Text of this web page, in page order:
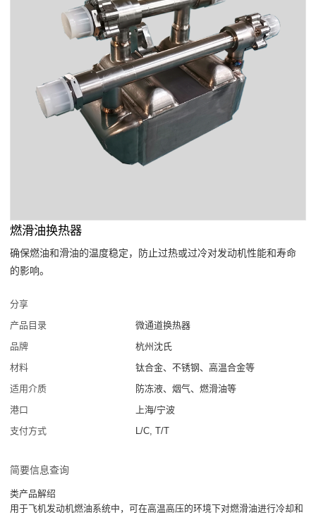
燃滑油换热器
确保燃油和滑油的温度稳定，防止过热或过冷对发动机性能和寿命
的影响。
分享
产品目录
微通道换热器
品牌
杭州沈氏
材料
钛合金、不锈钢、高温合金等
适用介质
防冻液、烟气、燃滑油等
港口
上海/宁波
支付方式
L/C, T/T
简要信息查询
类产品解绍
用于飞机发动机燃油系统中，可在高温高压的环境下对燃滑油进行冷却和